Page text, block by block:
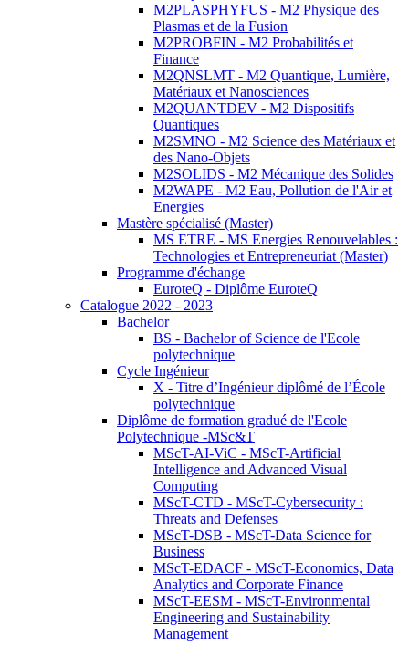
M2PLASPHYFUS - M2 Physique des
Plasmas et de la Fusion
M2PROBFIN - M2 Probabilités et
Finance
M2QNSLMT - M2 Quantique, Lumière,
Matériaux et Nanosciences
M2QUANTDEV - M2 Dispositifs
Quantiques
M2SMNO - M2 Science des Matériaux et
des Nano-Objets
M2SOLIDS - M2 Mécanique des Solides
M2WAPE - M2 Eau, Pollution de l'Air et
Energies
Mastère spécialisé (Master)
MS ETRE - MS Energies Renouvelables :
Technologies et Entrepreneuriat (Master)
Programme d'échange
EuroteQ - Diplôme EuroteQ
Catalogue 2022 - 2023
Bachelor
BS - Bachelor of Science de l'Ecole
polytechnique
Cycle Ingénieur
X - Titre d’Ingénieur diplômé de l’École
polytechnique
Diplôme de formation gradué de l'Ecole
Polytechnique -MSc&T
MScT-AI-ViC - MScT-Artificial
Intelligence and Advanced Visual
Computing
MScT-CTD - MScT-Cybersecurity :
Threats and Defenses
MScT-DSB - MScT-Data Science for
Business
MScT-EDACF - MScT-Economics, Data
Analytics and Corporate Finance
MScT-EESM - MScT-Environmental
Engineering and Sustainability
Management